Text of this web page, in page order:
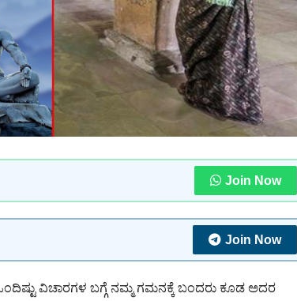
Join Now
Join Now
ವಿಚಾರಗಳ ಬಗ್ಗೆ ನಮ್ಮ ಗಮನಕ್ಕೆ ಬಂದರು ಕೂಡ ಅದರ